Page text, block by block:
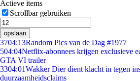
Actieve items
Scrollbar gebruiken
opslaan
3704:13Random Pics van de Dag #1977
504:04Netflix-abonnees krijgen exclusieve
GTA VI trailer
3304:01Wakker Dier dient klacht in tegen
duurzaamheidsclaims